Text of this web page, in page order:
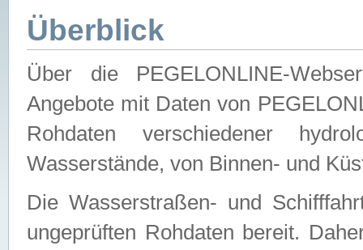
Überblick
Über die PEGELONLINE-
Angebote mit Daten von
Rohdaten verschiedener
Wasserstände, von Binnen- und
Die Wasserstraßen- und
ungeprüften Rohdaten bereit.